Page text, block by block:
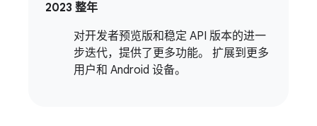
2023 整年
对开发者预览版和稳定 API 版本的进一
步迭代，提供了更多功能。 扩展到更多
用户和 Android 设备。